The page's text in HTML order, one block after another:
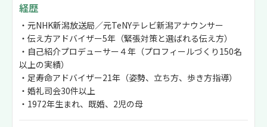
経歴
・元NHK新潟放送局／元TeNYテレビ新潟アナウンサー
・伝え方アドバイザー5年（緊張対策と選ばれる伝え方）
・自己紹介プロデューサー４年（プロフィールづくり150名
以上の実績）
・足寿命アドバイザー21年（姿勢、立ち方、歩き方指導）
・婚礼司会30件以上
・1972年生まれ、既婚、2児の母